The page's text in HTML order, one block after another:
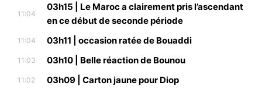
11:04
03h15 | Le Maroc a clairement pris l’ascendant
en ce début de seconde période
11:04 03h11 | occasion ratée de Bouaddi
11:03 03h10 | Belle réaction de Bounou
11:02 03h09 | Carton jaune pour Diop